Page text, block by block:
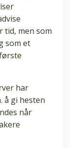
tid, men som
som et
har
å gi hesten
når